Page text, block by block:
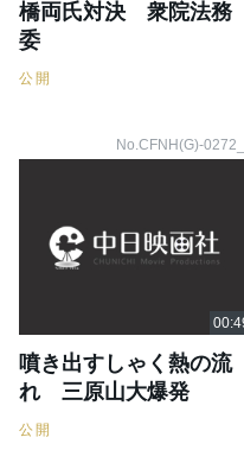
橋両氏対決 衆院法務
委
公開
No.CFNH(G)-
噴き出すしゃく熱の流
れ 三原山大爆発
公開